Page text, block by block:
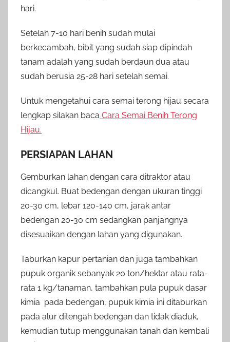
hari.
Setelah 7-10 hari benih sudah mulai
berkecambah, bibit yang sudah siap dipindah
tanam adalah yang sudah berdaun dua atau
sudah berusia 25-28 hari setelah semai.
Untuk mengetahui cara semai terong hijau secara
lengkap silakan baca Cara Semai Benih Terong
Hijau.
PERSIAPAN LAHAN
Gemburkan lahan dengan cara ditraktor atau
dicangkul. Buat bedengan dengan ukuran tinggi
20-30 cm, lebar 120-140 cm, jarak antar
bedengan 20-30 cm sedangkan panjangnya
disesuaikan dengan lahan yang digunakan.
Taburkan kapur pertanian dan juga tambahkan
pupuk organik sebanyak 20 ton/hektar atau rata-
rata 1 kg/tanaman, tambahkan pula pupuk dasar
kimia pada bedengan, pupuk kimia ini ditaburkan
pada alur ditengah bedengan dan tidak diaduk,
kemudian tutup menggunakan tanah dan kembali